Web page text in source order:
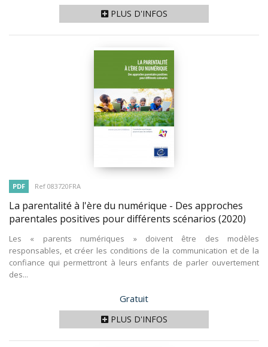
PLUS D'INFOS
PDF Ref 083720FRA
La parentalité à l'ère du numérique - Des approches
parentales positives pour différents scénarios (2020)
Les « parents numériques » doivent être des modèles
responsables, et créer les conditions de la communication et de la
confiance qui permettront à leurs enfants de parler ouvertement
des...
Prix
Gratuit
PLUS D'INFOS